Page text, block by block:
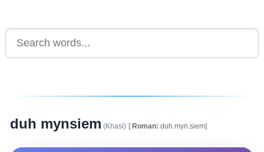
duh mynsiem (Khasi) [Roman: duh.myn.siem]